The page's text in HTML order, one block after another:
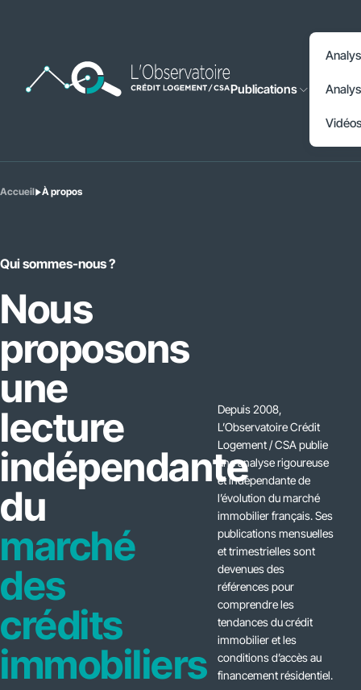
Accéder au contenu principal
Publications
Vidéos
Vous
Accueil À propos
Qui sommes-nous ?
Nous
proposons
une
lecture
indépendante
du
marché
des
crédits
immobiliers
Depuis 2008,
L’Observatoire Crédit
Logement / CSA publie
une analyse rigoureuse
et indépendante de
l’évolution du marché
immobilier français. Ses
publications mensuelles
et trimestrielles sont
devenues des
références pour
comprendre les
tendances du crédit
immobilier et les
conditions d’accès au
financement résidentiel.